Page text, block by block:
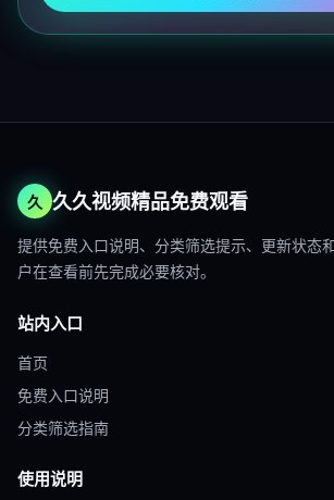
久 久久视频精品免费观看
提供免费入口说明、分类筛选提示、更新状态
户在查看前先完成必要核对。
站内入口
首页
免费入口说明
分类筛选指南
使用说明